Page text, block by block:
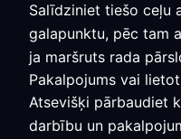
Salīdziniet tiešo ceļu
galapunktu, pēc tam
ja maršruts rada
Pakalpojums vai
Atsevišķi pārbaudiet
darbību un